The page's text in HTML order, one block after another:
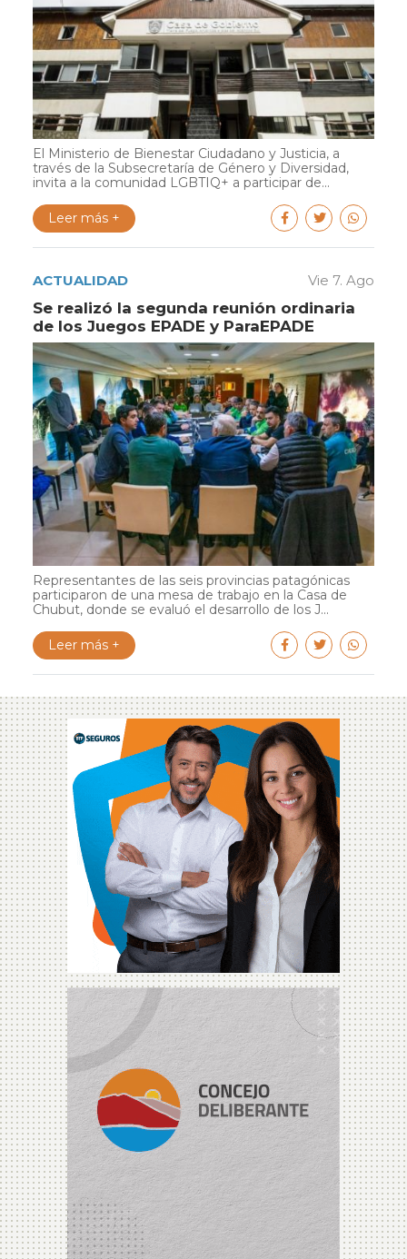
El Ministerio de Bienestar Ciudadano y Justicia, a
través de la Subsecretaría de Género y Diversidad,
invita a la comunidad LGBTIQ+ a participar de...
Leer más +
ACTUALIDAD Vie 7. Ago
Se realizó la segunda reunión ordinaria
de los Juegos EPADE y ParaEPADE
Representantes de las seis provincias patagónicas
participaron de una mesa de trabajo en la Casa de
Chubut, donde se evaluó el desarrollo de los J...
Leer más +